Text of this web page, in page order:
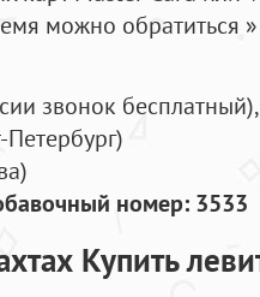
можно обратиться
звонок бесплатный),
Петербург)
номер: 3533
Купить